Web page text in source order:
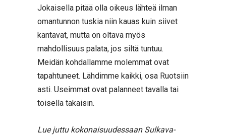
Jokaisella pitää olla oikeus lähteä ilman
omantunnon tuskia niin kauas kuin siivet
kantavat, mutta on oltava myös
mahdollisuus palata, jos siltä tuntuu.
Meidän kohdallamme molemmat ovat
tapahtuneet. Lähdimme kaikki, osa Ruotsiin
asti. Useimmat ovat palanneet tavalla tai
toisella takaisin.
Lue juttu kokonaisuudessaan Sulkava-